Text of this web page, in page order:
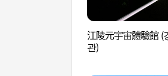
江陵元宇宙體驗館 (
관)